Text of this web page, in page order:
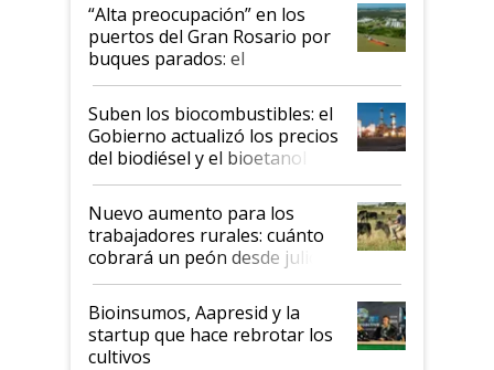
“Alta preocupación” en los
puertos del Gran Rosario por
buques parados: el
funcionamiento de las
exportadoras en tensión tras
la medida de fuerza de los
prácticos
Suben los biocombustibles: el
Gobierno actualizó los precios
del biodiésel y el bioetanol
Nuevo aumento para los
trabajadores rurales: cuánto
cobrará un peón desde julio
Bioinsumos, Aapresid y la
startup que hace rebrotar los
cultivos